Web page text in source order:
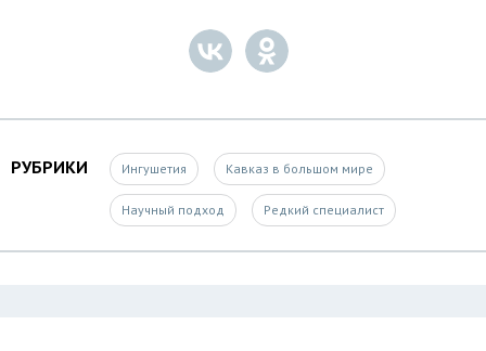
РУБРИКИ Ингушетия Кавказ в большом мире
Научный подход Редкий специалист